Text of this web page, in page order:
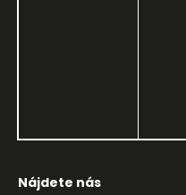
Nájdete nás